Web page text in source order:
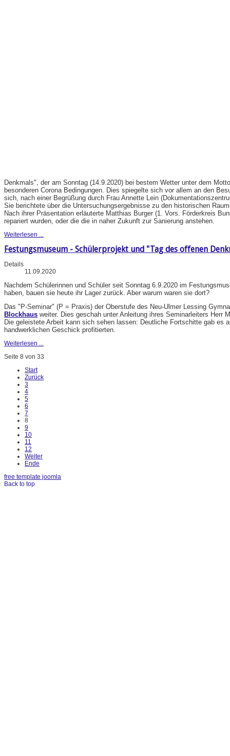
Denkmals", der am Sonntag (14.9.2020) bei bestem Wetter unter dem
besonderen Corona Bedingungen. Dies spiegelte sich vor allem an den
sich, nach einer Begrüßung durch Frau Annette Lein
Sie berichtete über die Untersuchungsergebnisse zu den historischen
Nach ihrer Präsentation erläuterte Matthias Burger (1. Vors. Förderkreis
repariert wurden, oder die die in naher Zukunft zur Sanierung anstehen.
Weiterlesen ...
Festungsmuseum - Schülerprojekt und "Tag des offenen
Details
11.09.2020
Nachdem Schülerinnen und Schüler seit Sonntag 6.9.2020 im
haben, bauen sie heute ihr Lager zurück. Aber warum waren sie dort?
Das "P-Seminar" (P = Praxis) der Oberstufe des Neu-Ulmer Lessing
Blockhaus weiter. Dies geschah unter Anleitung ihres Seminarleiters Herr
Die geleistete Arbeit kann sich sehen lassen: Deutliche Fortschitte gab es
handwerklichen Geschick profitierten.
Weiterlesen ...
Seite 8 von 33
Start
Zurück
3
4
5
6
7
8
9
10
11
12
Weiter
Ende
free template joomla
Back to top